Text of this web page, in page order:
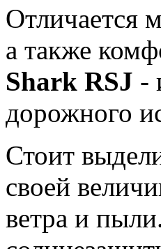
Отличается
а также
Shark RSJ -
дорожного
Стоит
своей
ветра и